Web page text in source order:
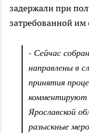
задержали при
затребованной
- Сейчас
направлены в
принятия
Ярославской
разыскные